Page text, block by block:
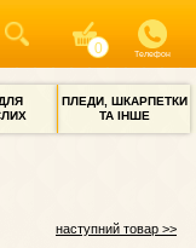
Телефон
ПЛЕДИ, ШКАРПЕТКИ
ТА ІНШЕ
наступний товар >>